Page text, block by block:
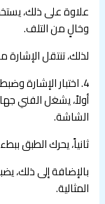
وخالٍ من التلف.
لذلك، تنتقل
4. اختبار الإشارة وضبط الدقة النهائية
أولاً، يشغل الفني
الشاشة.
ثانياً، يحرك الطبق
بالإضافة إلى ذلك،
المثالية.